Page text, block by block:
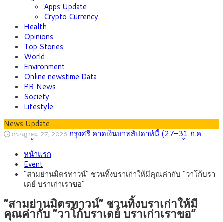
Apps Update
Crypto Currency
Health
Opinions
Top Stories
World
Environment
Online newstime Data
PR News
Society
Lifestyle
News Update
กรกฎาคม 27, 2026 กรุงศรี คาดเงินบาทสัปดาห์นี้ (27–31 ก.ค.
หน้ารถไฟฟ้าสงขลา โมโนเรล 12.54 กม. เชื่อมเมืองหาดใหญ่
สิงหาคม 4, 2026
รายหัวเพียง 2,618 บาท เสนอทบทวนจัดสรรงบให้สอดคล้องภาระ
งานจริง
สิงหาคม 3, 2026
กรุงศรี คาดเงินบาทสัปดาห์นี้ซื้อขายในกรอบ
33.00-33.60 ติดตามข้อมูลจ้างงานสหรัฐฯ
สิงหาคม 1, 2026 “เอกนิติ” เปิดเครื่องยนต์เศรษฐกิจใหม่ของไทย
เดินหน้า 5 ยุทธศาสตร์ รื้อโครงสร้างเศรษฐกิจ ดันไทยโตเต็ม
ศักยภาพ
กรกฎาคม 27, 2026 ภัยเงียบใกล้ตัวเด็ก LSD “แสตมป์เมา” ยาเสพ
ติดลายการ์ตูน กรมศุลกากร เตือนผู้ปกครองเฝ้าระวัง หลังยึดล็อต
ใหญ่จากเยอรมนี
หน้าแรก
Event
“สามย่านมิตรทาวน์” ชวนทิ้งบราเก่าให้มีคุณค่ากับ “วาโก้บรา
เดย์ บราเก่าเราขอ”
“สามย่านมิตรทาวน์” ชวนทิ้งบราเก่าให้มี
คุณค่ากับ “วาโก้บราเดย์ บราเก่าเราขอ”